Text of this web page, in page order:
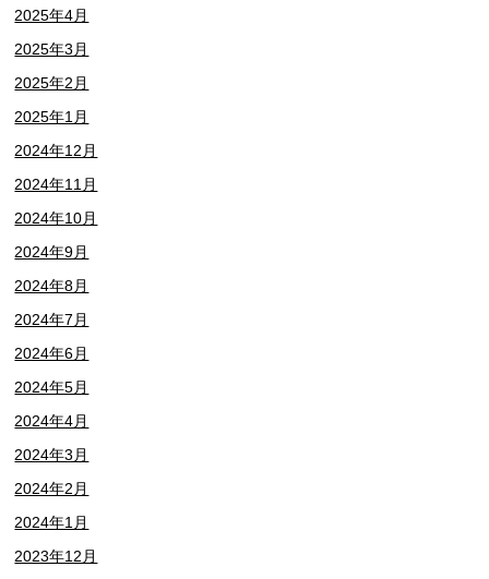
2025年4月
2025年3月
2025年2月
2025年1月
2024年12月
2024年11月
2024年10月
2024年9月
2024年8月
2024年7月
2024年6月
2024年5月
2024年4月
2024年3月
2024年2月
2024年1月
2023年12月